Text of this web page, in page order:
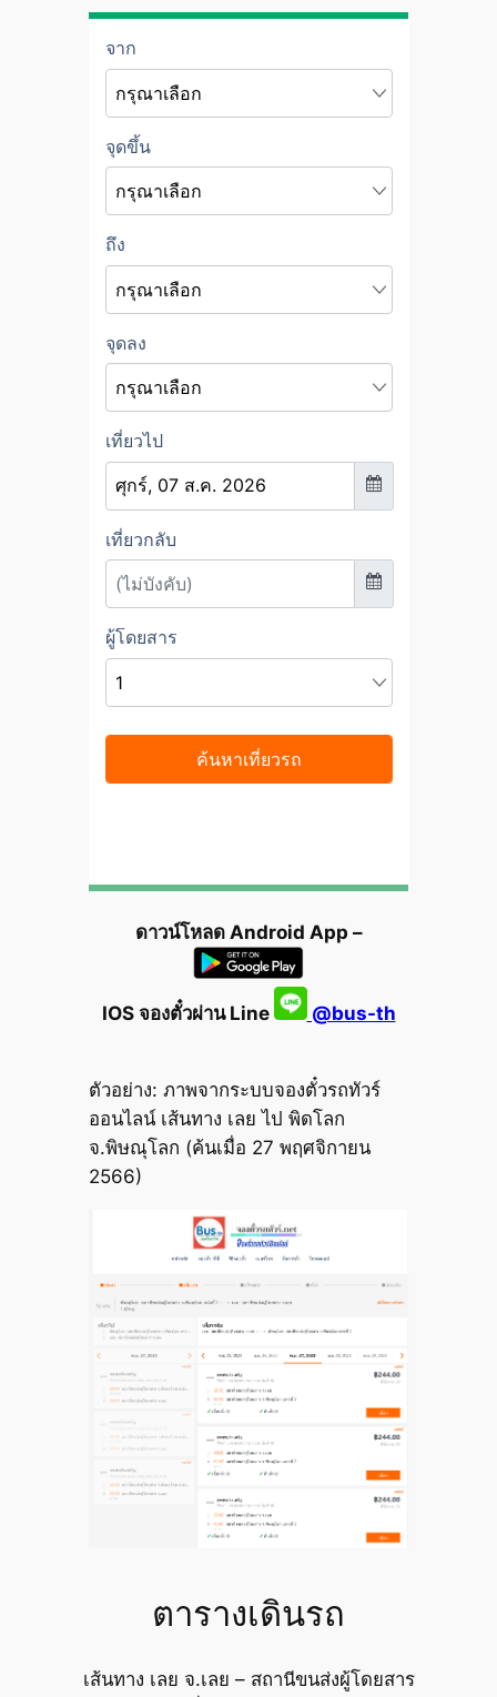
ดาวน์โหลด Android App –
IOS จองตั๋วผ่าน Line @bus-th
ตัวอย่าง: ภาพจากระบบจองตั๋วรถทัวร์
ออนไลน์ เส้นทาง เลย ไป พิดโลก
จ.พิษณุโลก (ค้นเมื่อ 27 พฤศจิกายน
2566)
ตารางเดินรถ
เส้นทาง เลย จ.เลย – สถานีขนส่งผู้โดยสาร